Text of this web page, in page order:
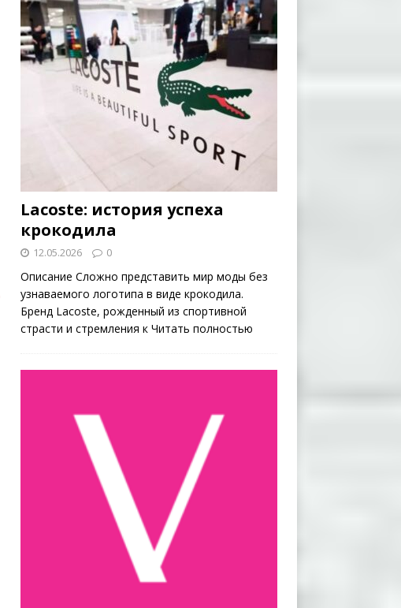
Lacoste: история успеха
крокодила
12.05.2026 0
Описание Сложно представить мир моды без
узнаваемого логотипа в виде крокодила.
Бренд Lacoste, рожденный из спортивной
страсти и стремления к Читать полностью